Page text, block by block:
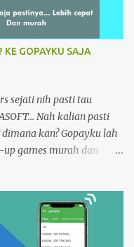
Tags:
Prabayar,
ePayment, Bolt,
VoucherGames,
Indosat, Murah,
GOPAYKU SAJA
sejati nih pasti tau
Nah kalian pasti
kan? Gopayku lah
games murah dan
24 Jam Untuk cara
Gopayku bisa
dan smartphone